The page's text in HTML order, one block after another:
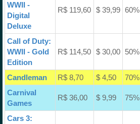
WWII -
Digital
Deluxe
R$ 119,60 $ 39,99 60%
Call of Duty:
WWII - Gold
Edition
R$ 114,50 $ 30,00 50%
Candleman R$ 8,70 $ 4,50 70%
Carnival
Games
R$ 36,00 $ 9,99 75%
Cars 3: